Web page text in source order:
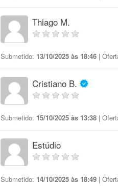
Thiago M.
Submetido: 13/10/2025 às 18:46 |
Cristiano B.
Submetido: 15/10/2025 às 13:38 |
Estúdio
Submetido: 14/10/2025 às 18:49 |